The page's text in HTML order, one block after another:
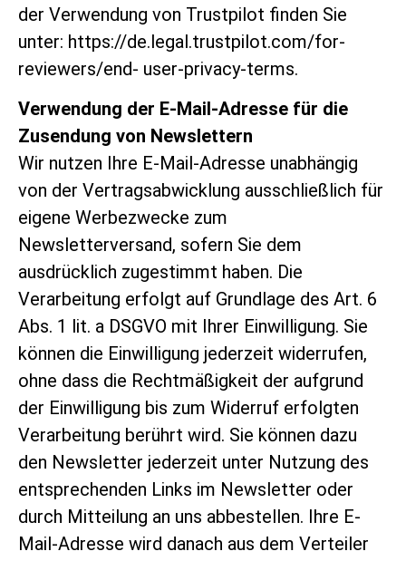
der Verwendung von Trustpilot finden Sie
unter: https://de.legal.trustpilot.com/for-
reviewers/end- user-privacy-terms.
Verwendung der E-Mail-Adresse für die
Zusendung von Newslettern
Wir nutzen Ihre E-Mail-Adresse unabhängig
von der Vertragsabwicklung ausschließlich für
eigene Werbezwecke zum
Newsletterversand, sofern Sie dem
ausdrücklich zugestimmt haben. Die
Verarbeitung erfolgt auf Grundlage des Art. 6
Abs. 1 lit. a DSGVO mit Ihrer Einwilligung. Sie
können die Einwilligung jederzeit widerrufen,
ohne dass die Rechtmäßigkeit der aufgrund
der Einwilligung bis zum Widerruf erfolgten
Verarbeitung berührt wird. Sie können dazu
den Newsletter jederzeit unter Nutzung des
entsprechenden Links im Newsletter oder
durch Mitteilung an uns abbestellen. Ihre E-
Mail-Adresse wird danach aus dem Verteiler